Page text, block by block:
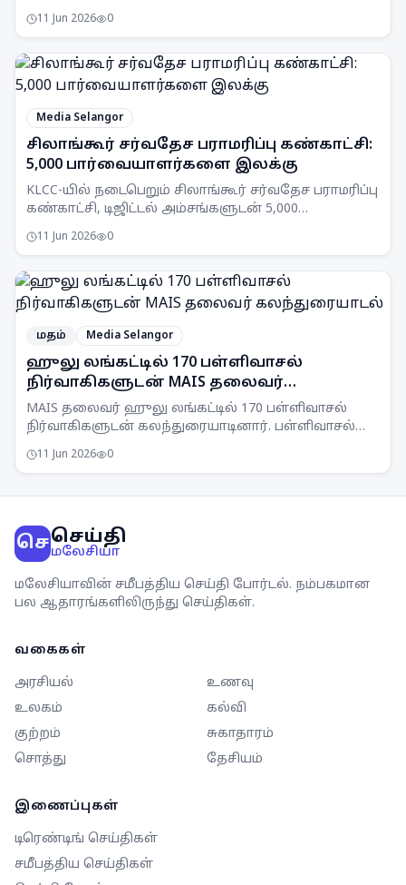
11 Jun 2026 0
Media Selangor
சிலாங்கூர் சர்வதேச பராமரிப்பு கண்காட்சி:
5,000 பார்வையாளர்களை இலக்கு
KLCC-யில் நடைபெறும் சிலாங்கூர் சர்வதேச பராமரிப்பு
கண்காட்சி, டிஜிட்டல் அம்சங்களுடன் 5,000
11 Jun 2026 0
மதம் Media Selangor
ஹுலு லங்கட்டில் 170 பள்ளிவாசல்
நிர்வாகிகளுடன் MAIS தலைவர்
கலந்துரையாடல்
MAIS தலைவர் ஹுலு லங்கட்டில் 170 பள்ளிவாசல்
நிர்வாகிகளுடன் கலந்துரையாடினார். பள்ளிவாசல்
ஆராயப்பட்டன.
11 Jun 2026 0
செசெய்தி
மலேசியா
மலேசியாவின் சமீபத்திய செய்தி போர்டல். நம்பகமான
பல ஆதாரங்களிலிருந்து செய்திகள்.
வகைகள்
அரசியல்
உணவு
உலகம்
கல்வி
குற்றம்
சுகாதாரம்
சொத்து
தேசியம்
இணைப்புகள்
டிரெண்டிங் செய்திகள்
சமீபத்திய செய்திகள்